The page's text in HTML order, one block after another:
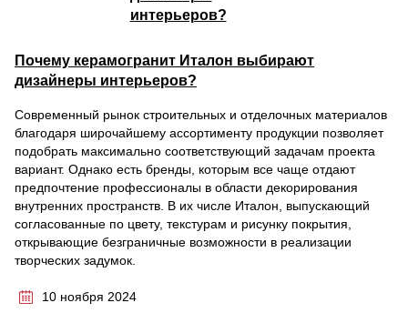
Почему керамогранит Италон выбирают
дизайнеры интерьеров?
Современный рынок строительных и отделочных материалов
благодаря широчайшему ассортименту продукции позволяет
подобрать максимально соответствующий задачам проекта
вариант. Однако есть бренды, которым все чаще отдают
предпочтение профессионалы в области декорирования
внутренних пространств. В их числе Италон, выпускающий
согласованные по цвету, текстурам и рисунку покрытия,
открывающие безграничные возможности в реализации
творческих задумок.
10 ноября 2024